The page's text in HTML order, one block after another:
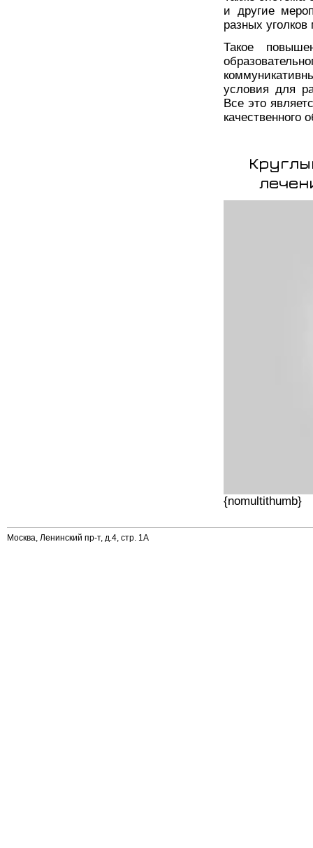
и другие
разных
Такое
условия для
Все это
качественного
{nomultithumb}
Москва, Ленинский пр-т, д.4, стр. 1А